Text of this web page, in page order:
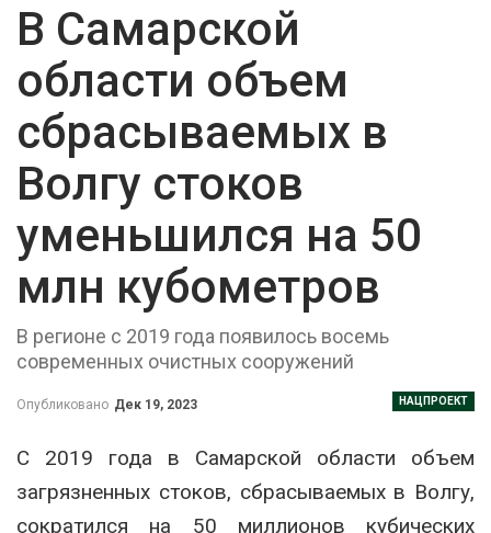
В Самарской
области объем
сбрасываемых в
Волгу стоков
уменьшился на 50
млн кубометров
В регионе с 2019 года появилось восемь
современных очистных сооружений
НАЦПРОЕКТ
Опубликовано Дек 19, 2023
С 2019 года в Самарской области объем
загрязненных стоков, сбрасываемых в Волгу,
сократился на 50 миллионов кубических